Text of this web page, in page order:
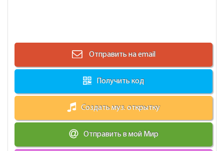
Отправить на email
Получить код
Создать муз. открытку
Отправить в мой Мир